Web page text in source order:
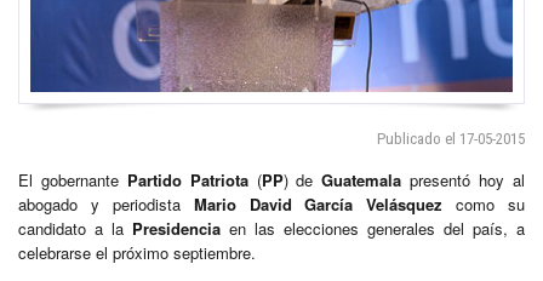
Publicado el 17-05-2015
El gobernante Partido Patriota(PP) deGuatemala presentó hoy al
abogado y periodista Mario David García Velásquez como su
candidato a la Presidencia en las elecciones generales del país, a
celebrarse el próximo septiembre.